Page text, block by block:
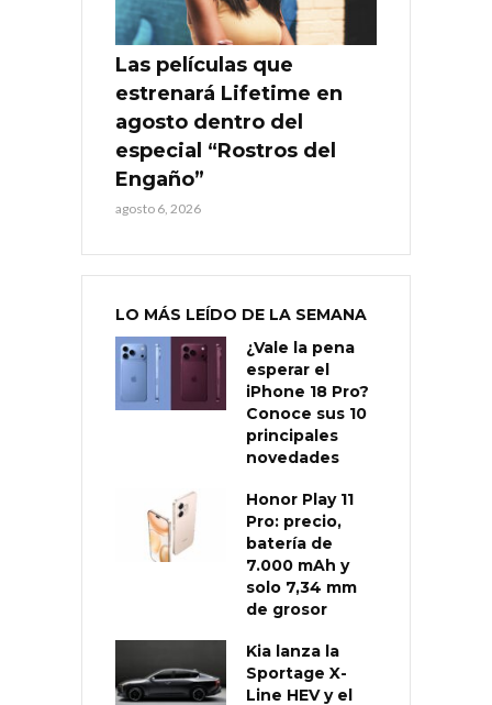
Las películas que
estrenará Lifetime en
agosto dentro del
especial “Rostros del
Engaño”
agosto 6, 2026
LO MÁS LEÍDO DE LA SEMANA
¿Vale la pena
esperar el
iPhone 18 Pro?
Conoce sus 10
principales
novedades
Honor Play 11
Pro: precio,
batería de
7.000 mAh y
solo 7,34 mm
de grosor
Kia lanza la
Sportage X-
Line HEV y el